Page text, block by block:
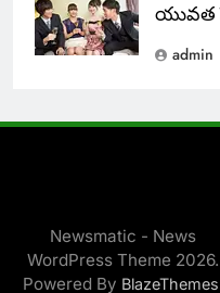
యువత
admin
Newsmatic - News
WordPress Theme 2026.
Powered By BlazeThemes